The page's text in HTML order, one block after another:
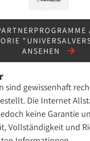
ANSEHEN
sind gewissenhaft
Die Internet
keine Garantie
Vollständigkeit und